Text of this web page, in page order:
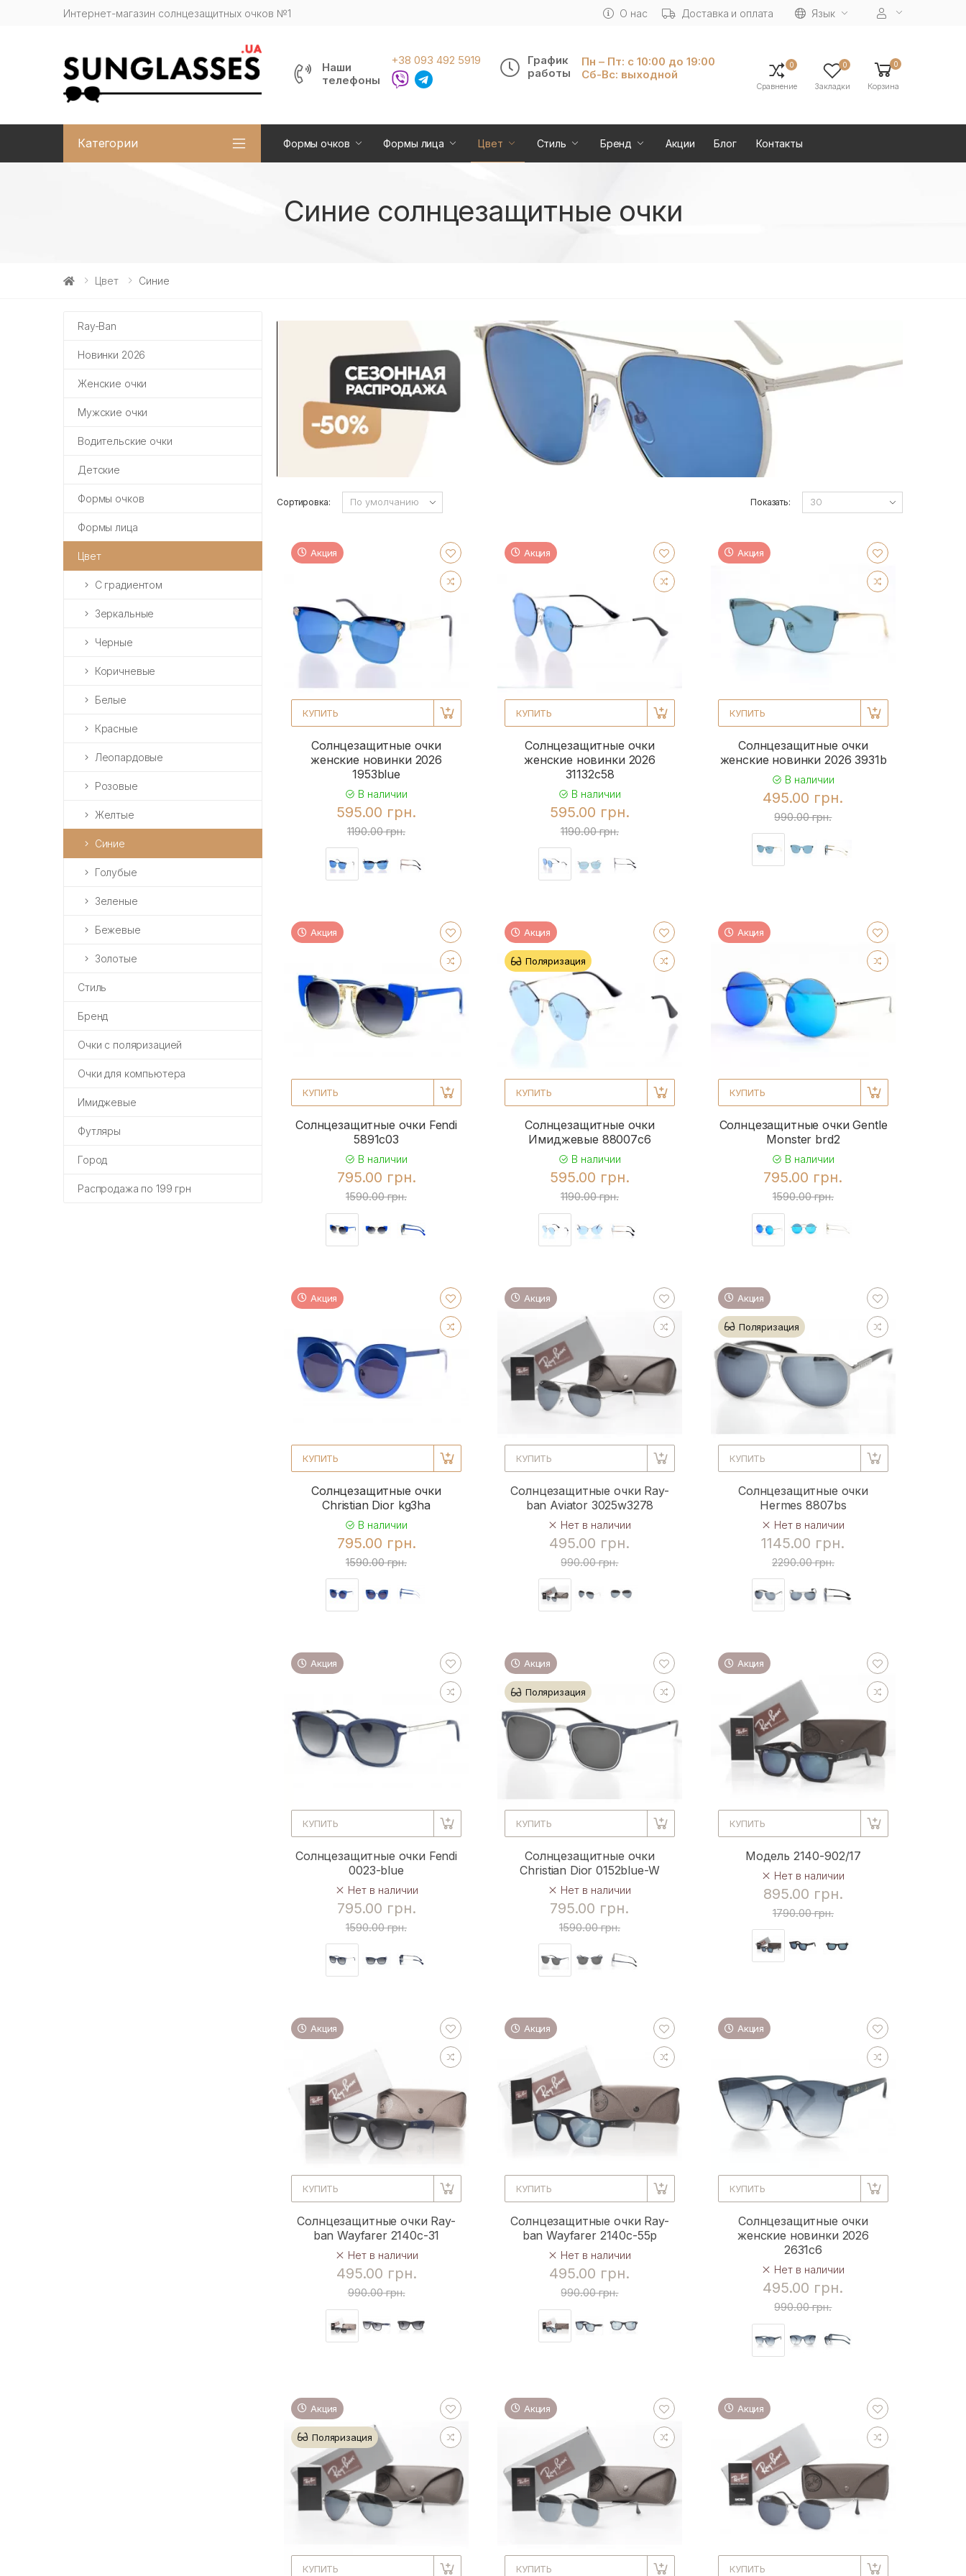
Интернет-магазин солнцезащитных очков №1 О нас Доставка и оплата Язык
Наши
телефоны
+38 093 492 5919
График
работы
Пн – Пт: с 10:00 до 19:00
Сб-Вс: выходной
0
Сравнение
0
Закладки
0
Корзина
Категории Формы очков Формы лица Цвет Стиль Бренд Акции Блог Контакты
Синие солнцезащитные очки
Цвет Синие
Ray-Ban
Новинки 2026
Женские очки
Мужские очки
Водительские очки
Детские
Формы очков
Формы лица
Цвет
С градиентом
Зеркальные
Черные
Коричневые
Белые
Красные
Леопардовые
Розовые
Желтые
Синие
Голубые
Зеленые
Бежевые
Золотые
Стиль
Бренд
Очки с поляризацией
Очки для компьютера
Имиджевые
Футляры
Город
Распродажа по 199 грн
Сортировка: Показать:
Акция
КУПИТЬ
Солнцезащитные очки
женские новинки 2026
1953blue
В наличии
595.00 грн.
1190.00 грн.
Акция
КУПИТЬ
Солнцезащитные очки
женские новинки 2026
31132с58
В наличии
595.00 грн.
1190.00 грн.
Акция
КУПИТЬ
Солнцезащитные очки
женские новинки 2026 3931b
В наличии
495.00 грн.
990.00 грн.
Акция
КУПИТЬ
Солнцезащитные очки Fendi
5891c03
В наличии
795.00 грн.
1590.00 грн.
Акция
Поляризация
КУПИТЬ
Солнцезащитные очки
Имиджевые 88007c6
В наличии
595.00 грн.
1190.00 грн.
Акция
КУПИТЬ
Солнцезащитные очки Gentle
Monster brd2
В наличии
795.00 грн.
1590.00 грн.
Акция
КУПИТЬ
Солнцезащитные очки
Christian Dior kg3ha
В наличии
795.00 грн.
1590.00 грн.
Акция
КУПИТЬ
Солнцезащитные очки Ray-
ban Aviator 3025w3278
Нет в наличии
495.00 грн.
990.00 грн.
Акция
Поляризация
КУПИТЬ
Солнцезащитные очки
Hermes 8807bs
Нет в наличии
1145.00 грн.
2290.00 грн.
Акция
КУПИТЬ
Солнцезащитные очки Fendi
0023-blue
Нет в наличии
795.00 грн.
1590.00 грн.
Акция
Поляризация
КУПИТЬ
Солнцезащитные очки
Christian Dior 0152blue-W
Нет в наличии
795.00 грн.
1590.00 грн.
Акция
КУПИТЬ
Модель 2140-902/17
Нет в наличии
895.00 грн.
1790.00 грн.
Акция
КУПИТЬ
Солнцезащитные очки Ray-
ban Wayfarer 2140c-31
Нет в наличии
495.00 грн.
990.00 грн.
Акция
КУПИТЬ
Солнцезащитные очки Ray-
ban Wayfarer 2140c-55p
Нет в наличии
495.00 грн.
990.00 грн.
Акция
КУПИТЬ
Солнцезащитные очки
женские новинки 2026
2631c6
Нет в наличии
495.00 грн.
990.00 грн.
Акция
Поляризация
КУПИТЬ
Акция
КУПИТЬ
Акция
КУПИТЬ